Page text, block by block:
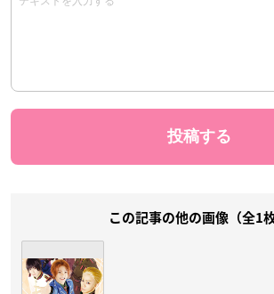
この記事の他の画像（全1枚